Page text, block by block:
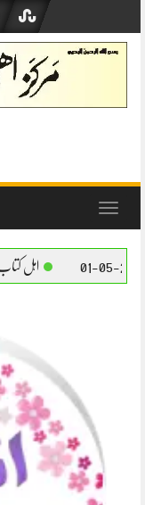
content
Toggle
کتاب کے برتن استعمال کرنے کا